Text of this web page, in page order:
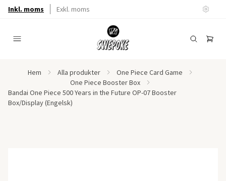
Inkl. moms Exkl. moms
Hem Alla produkter
One Piece Card Game
One Piece Booster Box
Bandai One Piece 500 Years in the Future OP-07 Booster
Box/Display (Engelsk)